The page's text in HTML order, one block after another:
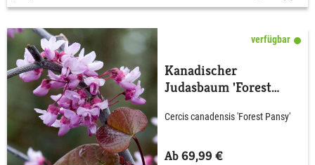
verfügbar
Kanadischer
Judasbaum 'Forest
Cercis canadensis 'Forest Pansy'
Ab 69,99 €